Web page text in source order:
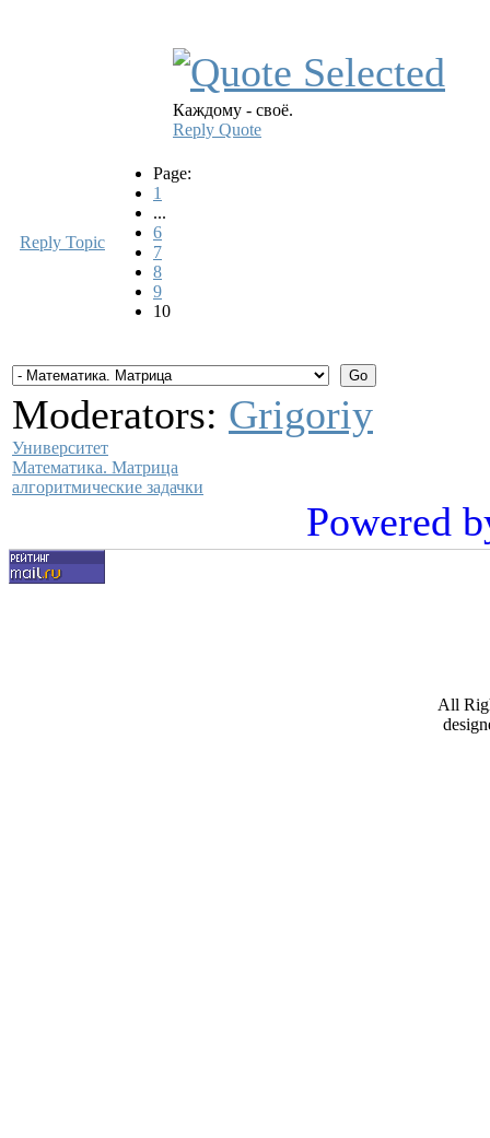
Каждому - своё.
Reply Quote
Reply Topic
Page:
1
...
6
7
8
9
10
Moderators: Grigoriy
Университет
Математика. Матрица
алгоритмические задачки
Powered
All